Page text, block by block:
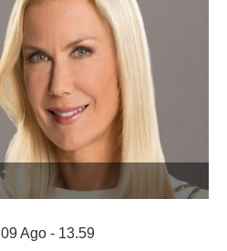
09 Ago - 13.59